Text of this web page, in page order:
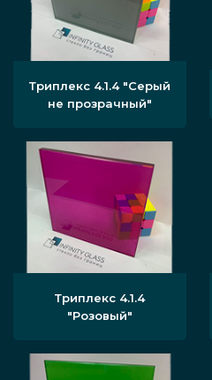
Триплекс 4.1.4 "Серый
не прозрачный"
Триплекс 4.1.4
"Розовый"